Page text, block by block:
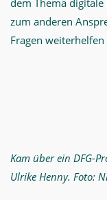
dem Thema
zum anderen
Fragen
Kam über ein DFG-
Ulrike Henny. Foto: